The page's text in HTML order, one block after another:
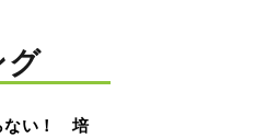
グ
ない！ 培